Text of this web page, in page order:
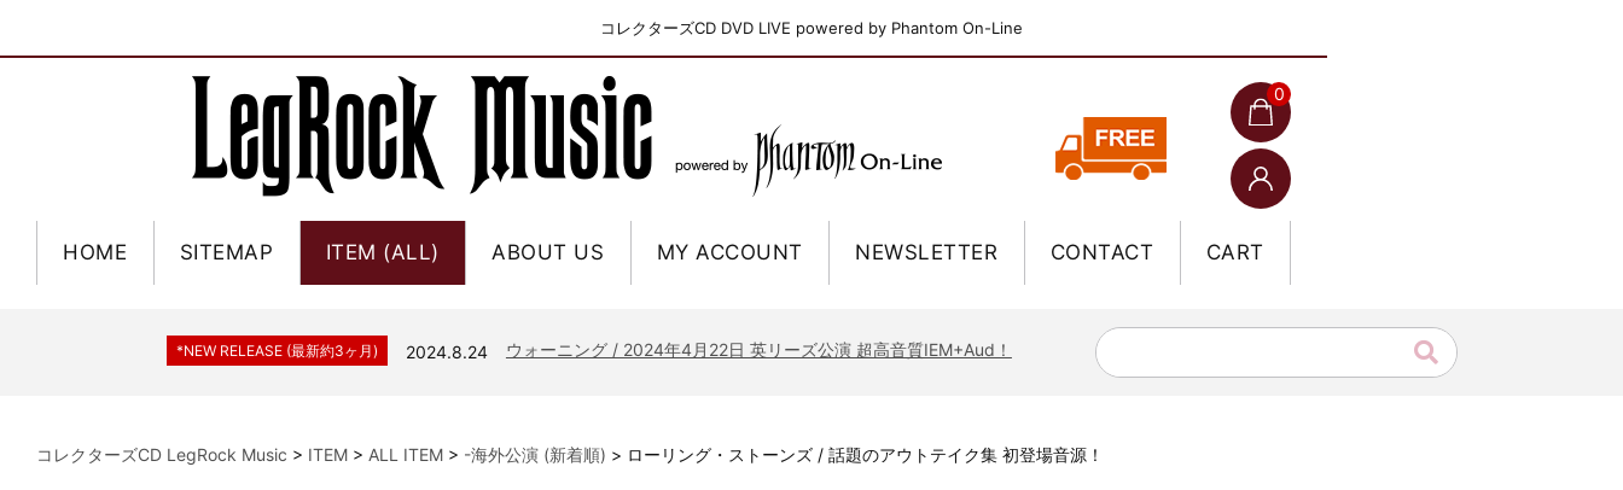
コレクターズCD DVD LIVE powered by Phantom On-Line
0
HOME SITEMAP ITEM (ALL) ABOUT US MY ACCOUNT NEWSLETTER CONTACT CART
*NEW RELEASE (最新約3ヶ月) 2024.6.9 ジャーニー / 1979年5月8+9日 コロラド州 2公演 SBD 完全収録！
*NEW RELEASE (最新約3ヶ月) 2024.8.24 ウォーニング / 2024年4月22日 英リーズ公演 超高音質IEM+Aud！
スコーピオンズ / 2024年6月15日 リスボン公演 FHD 完全収録！
コレクターズCD LegRock Music > ITEM > ALL ITEM > -海外公演 (新着順) > ローリング・ストーンズ / 話題のアウトテイク集 初登場音源！